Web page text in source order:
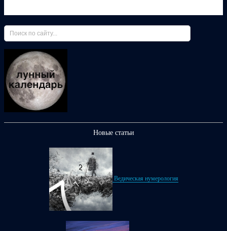
Новые статьи
Ведическая нумерология